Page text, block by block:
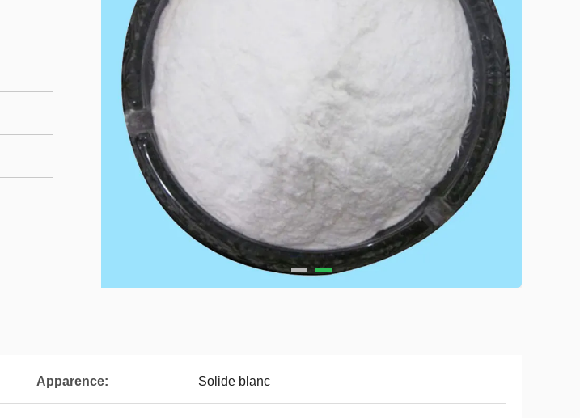
Apparence: Solide blanc